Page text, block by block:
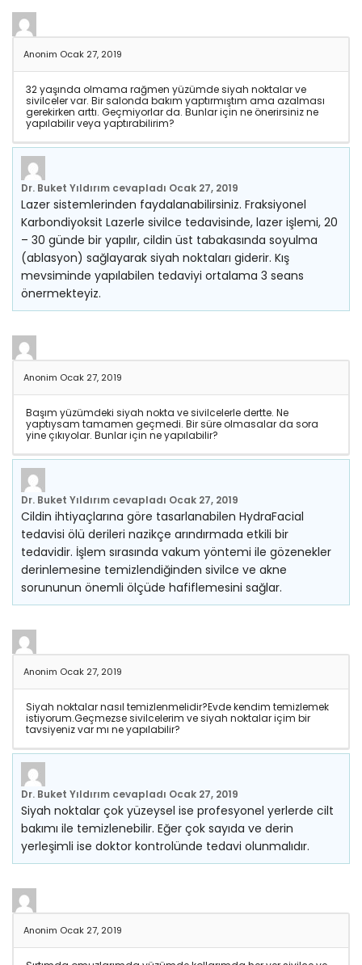
Anonim Ocak 27, 2019
32 yaşında olmama rağmen yüzümde siyah noktalar ve
sivilceler var. Bir salonda bakım yaptırmıştım ama azalması
gerekirken arttı. Geçmiyorlar da. Bunlar için ne önerirsiniz ne
yapılabilir veya yaptırabilirim?
Dr. Buket Yıldırım cevapladı Ocak 27, 2019
Lazer sistemlerinden faydalanabilirsiniz. Fraksiyonel
Karbondiyoksit Lazerle sivilce tedavisinde, lazer işlemi, 20
– 30 günde bir yapılır, cildin üst tabakasında soyulma
(ablasyon) sağlayarak siyah noktaları giderir. Kış
mevsiminde yapılabilen tedaviyi ortalama 3 seans
önermekteyiz.
Anonim Ocak 27, 2019
Başım yüzümdeki siyah nokta ve sivilcelerle dertte. Ne
yaptıysam tamamen geçmedi. Bir süre olmasalar da sora
yine çıkıyolar. Bunlar için ne yapılabilir?
Dr. Buket Yıldırım cevapladı Ocak 27, 2019
Cildin ihtiyaçlarına göre tasarlanabilen HydraFacial
tedavisi ölü derileri nazikçe arındırmada etkili bir
tedavidir. İşlem sırasında vakum yöntemi ile gözenekler
derinlemesine temizlendiğinden sivilce ve akne
sorununun önemli ölçüde hafiflemesini sağlar.
Anonim Ocak 27, 2019
Siyah noktalar nasıl temizlenmelidir?Evde kendim temizlemek
istiyorum.Geçmezse sivilcelerim ve siyah noktalar içim bir
tavsiyeniz var mı ne yapılabilir?
Dr. Buket Yıldırım cevapladı Ocak 27, 2019
Siyah noktalar çok yüzeysel ise profesyonel yerlerde cilt
bakımı ile temizlenebilir. Eğer çok sayıda ve derin
yerleşimli ise doktor kontrolünde tedavi olunmalıdır.
Anonim Ocak 27, 2019